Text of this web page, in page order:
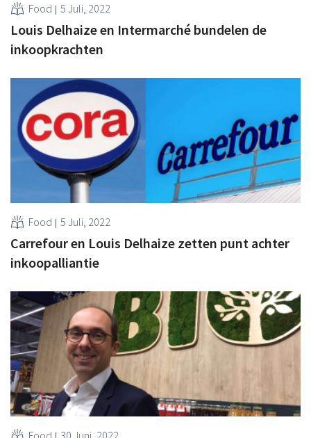
Food 5 Juli, 2022
Louis Delhaize en Intermarché bundelen de
inkoopkrachten
Food 5 Juli, 2022
Carrefour en Louis Delhaize zetten punt achter
inkoopalliantie
Food 30 Juni, 2022